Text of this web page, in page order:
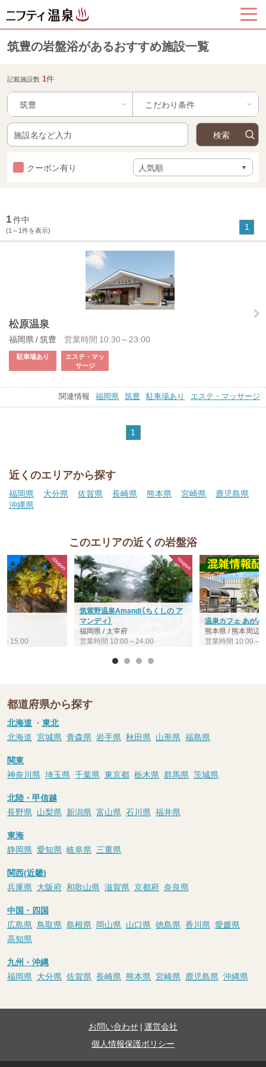
筑豊の岩盤浴があるおすすめ施設一覧
記載施設数 1件
筑豊
クーポン有り
1件中
(1～1件を表示) 1
松原温泉
福岡県 / 筑豊 営業時間 10:30～23:00
駐車場あり
エステ・マッ
サージ
関連情報 福岡県 筑豊 駐車場あり エステ・マッサージ
1
近くのエリアから探す
福岡県 大分県 佐賀県 長崎県 熊本県 宮崎県
鹿児島県
沖縄県
このエリアの近くの岩盤浴
～15:00
筑紫野温泉Amandi（ちくしの ア
マンディ）
福岡県 / 太宰府
営業時間 10:00～24:00
温泉カフェ あがん
熊本県 / 熊本周辺
営業時間 10:00～
都道府県から探す
北海道 ・ 東北
北海道 宮城県 青森県 岩手県 秋田県 山形県 福島県
関東
神奈川県 埼玉県 千葉県 東京都 栃木県 群馬県 茨城県
北陸・甲信越
長野県 山梨県 新潟県 富山県 石川県 福井県
東海
静岡県 愛知県 岐阜県 三重県
関西(近畿)
兵庫県 大阪府 和歌山県 滋賀県 京都府 奈良県
中国・四国
広島県 鳥取県 島根県 岡山県 山口県 徳島県 香川県 愛媛県
高知県
九州・沖縄
福岡県 大分県 佐賀県 長崎県 熊本県 宮崎県 鹿児島県 沖縄県
お問い合わせ | 運営会社
個人情報保護ポリシー